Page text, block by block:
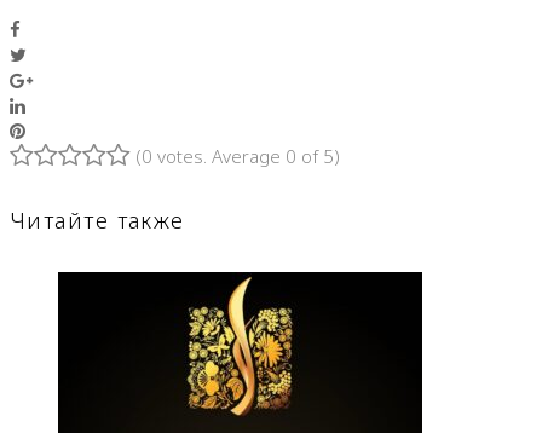
Google+
LinkedIn
Pinterest
(0 votes. Average 0 of 5)
Читайте также